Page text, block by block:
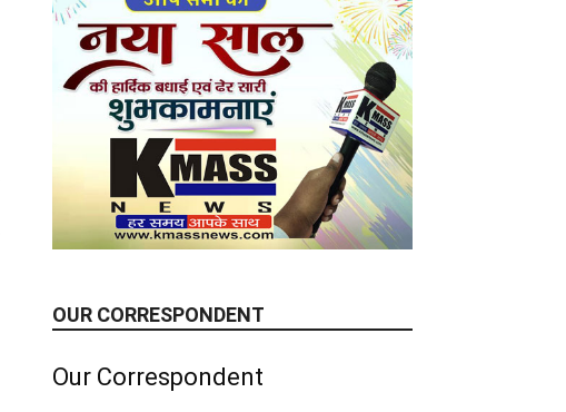
OUR CORRESPONDENT
Our Correspondent